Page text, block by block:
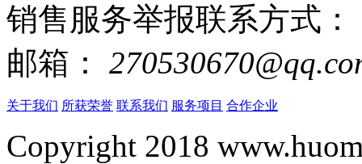
销售服务举报联系方式：
邮箱：
关于我们 所获荣誉 联系我们 服务项目 合作企业
Copyright 2018